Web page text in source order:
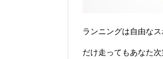
ランニングは自由な
だけ走ってもあなた